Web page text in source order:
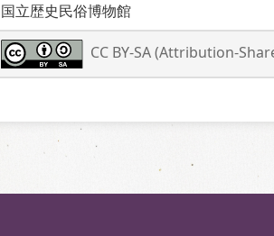
国立歴史民俗博物館
CC BY-SA (Attribution-